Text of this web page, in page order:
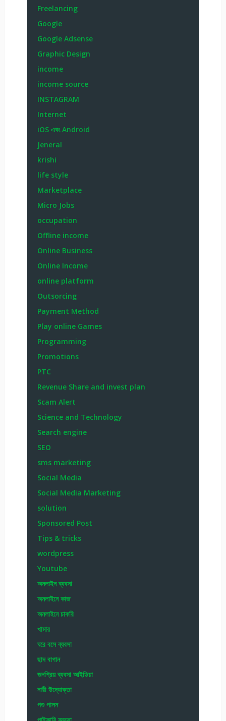
Freelancing
Google
Google Adsense
Graphic Design
income
income source
INSTAGRAM
Internet
iOS এবং Android
Jeneral
krishi
life style
Marketplace
Micro Jobs
occupation
Offline income
Online Business
Online Income
online platform
Outsorcing
Payment Method
Play online Games
Programming
Promotions
PTC
Revenue Share and invest plan
Scam Alert
Science and Technology
Search engine
SEO
sms marketing
Social Media
Social Media Marketing
solution
Sponsored Post
Tips & tricks
wordpress
Youtube
অনলাইন ব্যবসা
অনলাইনে কাজ
অনলাইনে চাকরি
খামার
ঘরে বসে ব্যবসা
ছাদ বাগান
জনপ্রিয় ব্যবসা আইডিয়া
নারী উদ্যোক্তা
পশু পালন